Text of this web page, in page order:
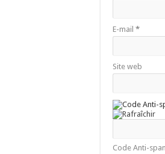
E-mail *
Site web
Code Anti-